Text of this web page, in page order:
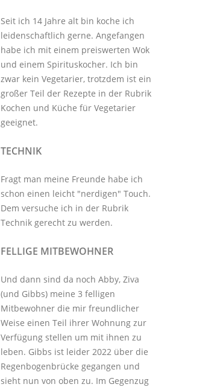
Seit ich 14 Jahre alt bin koche ich
leidenschaftlich gerne. Angefangen
habe ich mit einem preiswerten Wok
und einem Spirituskocher. Ich bin
zwar kein Vegetarier, trotzdem ist ein
großer Teil der Rezepte in der Rubrik
Kochen und Küche für Vegetarier
geeignet.
TECHNIK
Fragt man meine Freunde habe ich
schon einen leicht "nerdigen" Touch.
Dem versuche ich in der Rubrik
Technikgerecht zu werden.
FELLIGE MITBEWOHNER
Und dann sind da noch Abby, Ziva
(und Gibbs) meine 3 felligen
Mitbewohnerdie mir freundlicher
Weise einen Teil ihrer Wohnung zur
Verfügung stellen um mit ihnen zu
leben. Gibbs ist leider 2022 über die
Regenbogenbrücke gegangen und
sieht nun von oben zu. Im Gegenzug